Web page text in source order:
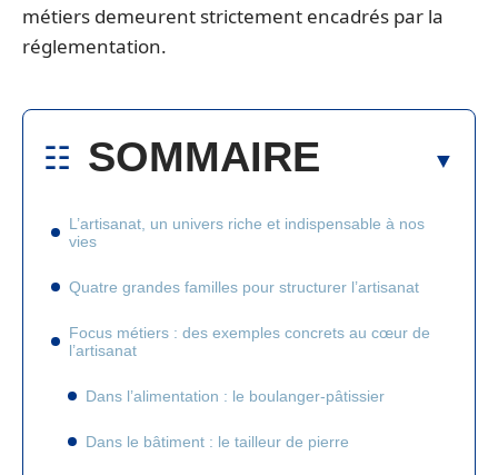
métiers demeurent strictement encadrés par la
réglementation.
SOMMAIRE
L’artisanat, un univers riche et indispensable à nos
vies
Quatre grandes familles pour structurer l’artisanat
Focus métiers : des exemples concrets au cœur de
l’artisanat
Dans l’alimentation : le boulanger-pâtissier
Dans le bâtiment : le tailleur de pierre